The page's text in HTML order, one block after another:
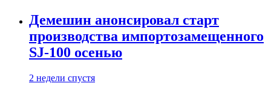
Демешин анонсировал старт
производства импортозамещенного
SJ-100 осенью
2 недели спустя